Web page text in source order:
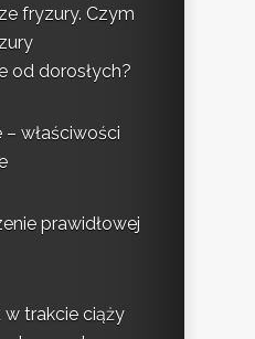
fryzury. Czym
od dorosłych?
– właściwości
prawidłowej
w trakcie ciąży